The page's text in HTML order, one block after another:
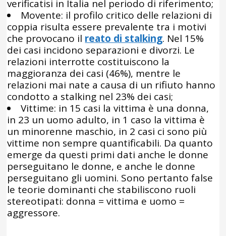
verificatisi in Italia nel periodo di riferimento;
Movente: il profilo critico delle relazioni di
coppia risulta essere prevalente tra i motivi
che provocano il reato di stalking. Nel 15%
dei casi incidono separazioni e divorzi. Le
relazioni interrotte costituiscono la
maggioranza dei casi (46%), mentre le
relazioni mai nate a causa di un rifiuto hanno
condotto a stalking nel 23% dei casi;
Vittime: in 15 casi la vittima è una donna,
in 23 un uomo adulto, in 1 caso la vittima è
un minorenne maschio, in 2 casi ci sono più
vittime non sempre quantificabili. Da quanto
emerge da questi primi dati anche le donne
perseguitano le donne, e anche le donne
perseguitano gli uomini. Sono pertanto false
le teorie dominanti che stabiliscono ruoli
stereotipati: donna = vittima e uomo =
aggressore.